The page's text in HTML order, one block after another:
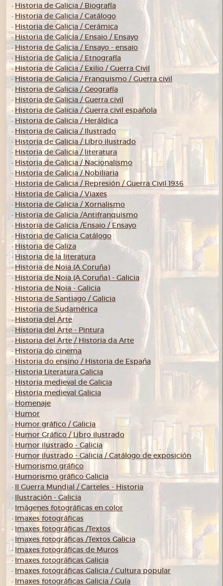
- Historia de Galicia / Biografía
- Historia de Galicia / Catálogo
- Historia de Galicia / Cerámica
-Historia de Galicia / Ensaio / Ensayo
- Historia de Galicia / Ensayo - ensaio
- Historia de Galicia / Etnografía
-Historia de Galicia / Exilio / Guerra Civil
- Historia de Galicia / Franquismo / Guerra civil
- Historia de Galicia / Geografía
- Historia de Galicia / Guerra civil
- Historia de Galicia / Guerra civil española
- Historia de Galicia / Heráldica
- Historia de Galicia / Ilustrado
- Historia de Galicia / Libro ilustrado
- Historia de Galicia / literatura
- Historia de Galicia / Nacionalismo
- Historia de Galicia / Nobiliaria
- Historia de Galicia / Represión / Guerra Civil 1936
- Historia de Galicia / Viaxes
- Historia de Galicia / Xornalismo
- Historia de Galicia /Antifranquismo
- Historia de Galicia /Ensaio / Ensayo
- Historia de Galicia Catálogo
- Historia de Galiza
- Historia de la literatura
-Historia de Noia (A Coruña)
- Historia de Noia (A Coruña) - Galicia
- Historia de Noia - Galicia
- Historia de Santiago / Galicia
- Historia de Sudamérica
-Historia del Arte
- Historia del Arte - Pintura
-Historia del Arte / Historia da Arte
-Historia do cinema
- Historia do ensino / Historia de España
- Historia Literatura Galicia
- Historia medieval de Galicia
- Historia medieval Galicia
- Homenaje
- Humor
- Humor gráfico / Galicia
- Humor Gráfico / Libro ilustrado
- Humor ilustrado - Galicia
- Humor ilustrado - Galicia / Catálogo de exposición
- Humorismo gráfico
- Humorismo gráfico Galicia
- II Guerra Mundial / Carteles - Historia
- Ilustración - Galicia
- Imágenes fotográficas en color
- Imaxes fotográficas
- Imaxes fotográficas /Textos
- Imaxes fotográficas /Textos Galicia
- Imaxes fotográficas de Muros
- Imaxes fotográficas Galicia
- Imaxes fotográficas Galicia / Cultura popular
- Imaxes fotográficas Galicia / Guía